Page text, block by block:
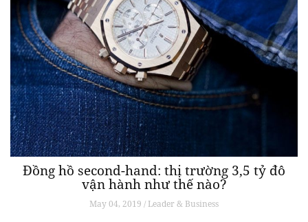
Đồng hồ second-hand: thị trường 3,5 tỷ đô
vận hành như thế nào?
May 04, 2019 / Leader & Business